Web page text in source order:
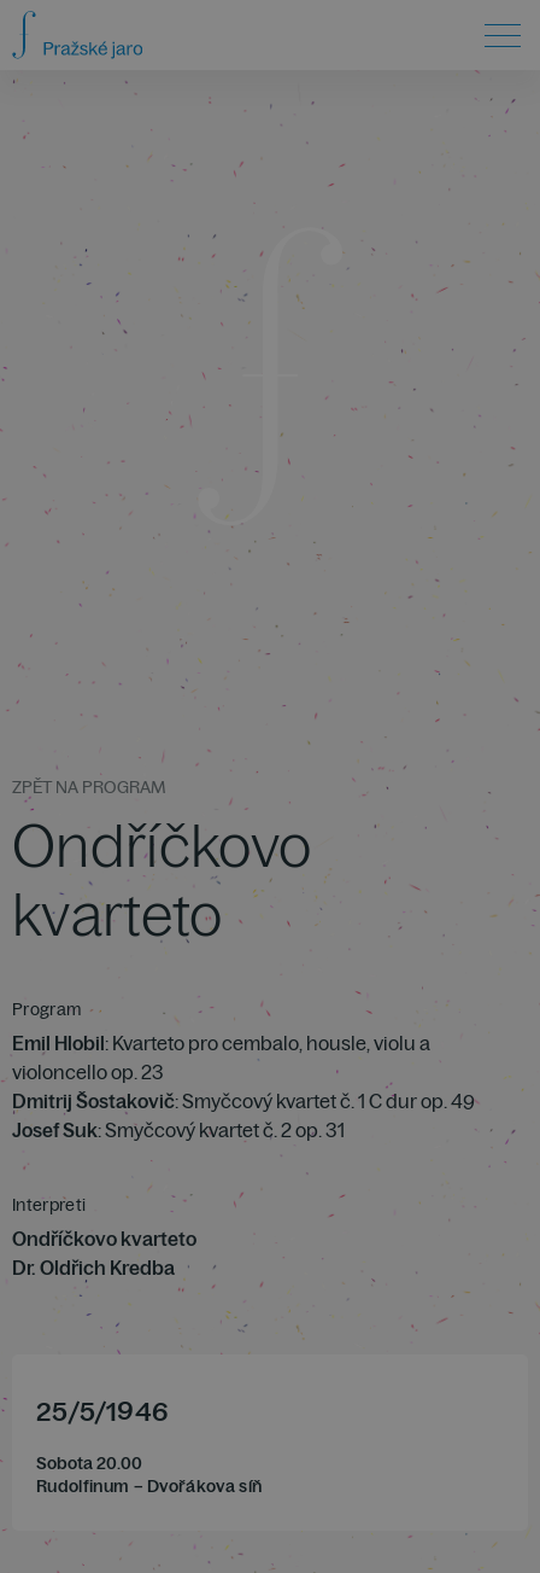
ZPĚT NA PROGRAM
Ondříčkovo
kvarteto
Program
Emil Hlobil: Kvarteto pro cembalo, housle, violu a
violoncello op. 23
Dmitrij Šostakovič: Smyčcový kvartet č. 1 C dur op. 49
Josef Suk: Smyčcový kvartet č. 2 op. 31
Interpreti
Ondříčkovo kvarteto
Dr. Oldřich Kredba
25/5/1946
Sobota 20.00
Rudolfinum – Dvořákova síň